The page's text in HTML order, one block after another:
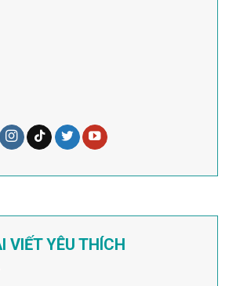
VIẾT YÊU THÍCH